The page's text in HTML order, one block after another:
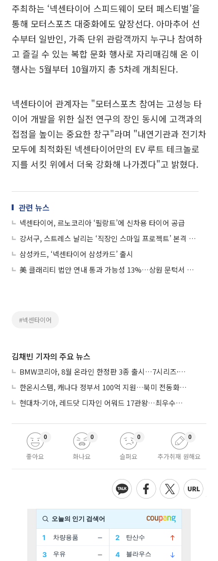
주최하는 ‘넥센타이어 스피드웨이 모터 페스티벌’을
통해 모터스포츠 대중화에도 앞장선다. 아마추어 선
수부터 일반인, 가족 단위 관람객까지 누구나 참여하
고 즐길 수 있는 복합 문화 행사로 자리매김해 온 이
행사는 5월부터 10월까지 총 5차례 개최된다.
넥센타이어 관계자는 "모터스포츠 참여는 고성능 타
이어 개발을 위한 실전 연구의 장인 동시에 고객과의
접점을 높이는 중요한 창구"라며 "내연기관과 전기차
모두에 최적화된 넥센타이어만의 EV 루트 테크놀로
지를 서킷 위에서 더욱 강화해 나가겠다"고 밝혔다.
관련 뉴스
넥센타이어, 르노코리아 ‘필랑트’에 신차용 타이어 공급
강서구, 스트레스 날리는 ‘직장인 스마일 프로젝트’ 본격 가동
삼성카드, ‘넥센타이어 삼성카드’ 출시
美 클래리티 법안 연내 통과 가능성 13%…상원 문턱서 제동
#넥센타이어
김채빈 기자의 주요 뉴스
BMW코리아, 8월 온라인 한정판 3종 출시…7시리즈·X7·M340i 투어링
한온시스템, 캐나다 정부서 100억 지원…북미 전동화 시장 가속
현대차·기아, 레드닷 디자인 어워드 17관왕…최우수상 2개 수상
좋아요
0
화나요
0
슬퍼요
0
추가취재 원해요
0